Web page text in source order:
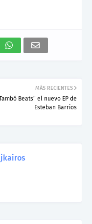
MÁS RECIENTES
Beats" el nuevo EP de
Esteban Barrios